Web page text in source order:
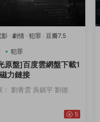
影 · 劇情 · 犯罪 · 豆瓣7.5
犯罪
原盤]百度雲網盤下載1
力鏈接
劉青雲 吳鎮宇 劉德
5